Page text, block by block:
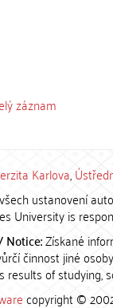
záznam
Karlova,
ustanovení
University is
Notice:Získané
činnost jiné
results of studying,
copyright ©